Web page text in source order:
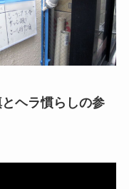
とヘラ慣らしの参